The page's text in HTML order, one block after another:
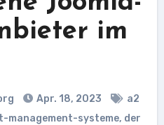
im
Apr. 18, 2023
a2
management-systeme, der